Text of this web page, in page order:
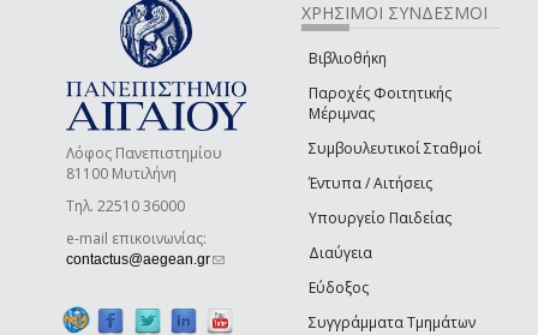
Λόφος Πανεπιστημίου
81100 Μυτιλήνη
Τηλ. 22510 36000
e-mail επικοινωνίας:
contactus@aegean.gr(link sends e-mail)
ΧΡΗΣΙΜΟΙ ΣΥΝΔΕΣΜΟΙ
Βιβλιοθήκη
Παροχές Φοιτητικής
Μέριμνας
Συμβουλευτικοί Σταθμοί
Έντυπα / Αιτήσεις
Υπουργείο Παιδείας
Διαύγεια
Εύδοξος
Συγγράμματα Τμημάτων